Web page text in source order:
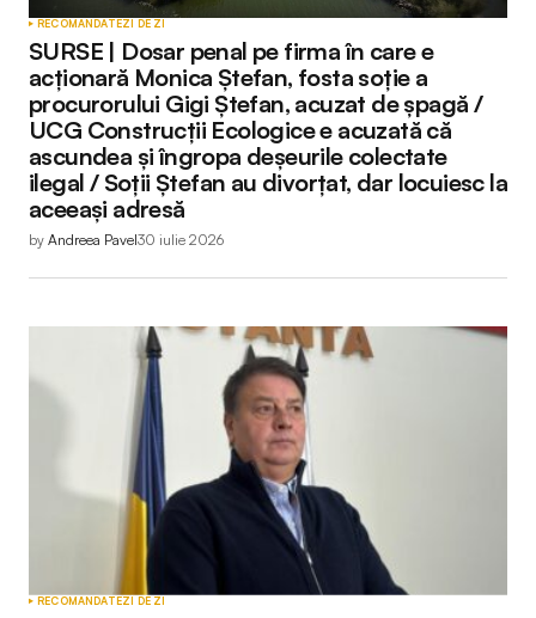
RECOMANDATEZI DE ZI
SURSE | Dosar penal pe firma în care e
acționară Monica Ștefan, fosta soție a
procurorului Gigi Ștefan, acuzat de șpagă /
UCG Construcţii Ecologice e acuzată că
ascundea și îngropa deșeurile colectate
ilegal / Soții Ștefan au divorțat, dar locuiesc la
aceeași adresă
by Andreea Pavel30 iulie 2026
RECOMANDATEZI DE ZI